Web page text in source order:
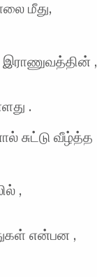
மீது,
இராணுவத்தின் ,
.
சுட்டு வீழ்த்த
,
என்பன ,